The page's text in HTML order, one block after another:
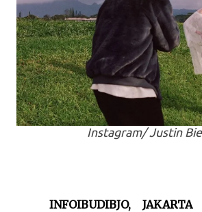
Instagram/ Justin
INFOIBUDIBJO, JAKARTA